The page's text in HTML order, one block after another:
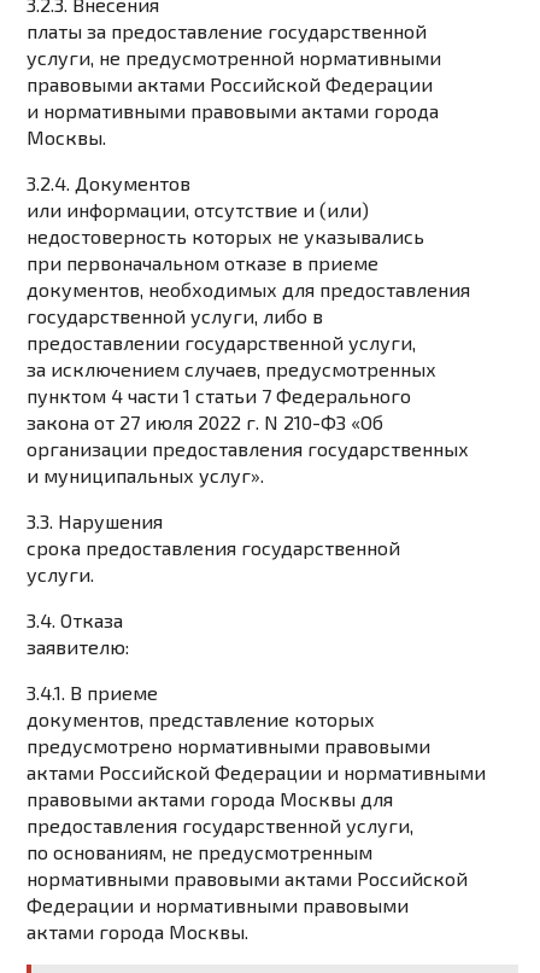
платы за предоставление государственной
услуги, не предусмотренной нормативными
правовыми актами Российской Федерации
и нормативными правовыми актами города
Москвы.
3.2.4. Документов
или информации, отсутствие и (или)
недостоверность которых не указывались
при первоначальном отказе в приеме
документов, необходимых для предоставления
государственной услуги, либо в
предоставлении государственной услуги,
за исключением случаев, предусмотренных
пунктом 4 части 1 статьи 7 Федерального
закона от 27 июля 2022 г. N 210-ФЗ «Об
организации предоставления государственных
и муниципальных услуг».
3.3. Нарушения
срока предоставления государственной
услуги.
3.4. Отказа
заявителю:
3.4.1. В приеме
документов, представление которых
предусмотрено нормативными правовыми
актами Российской Федерации и нормативными
правовыми актами города Москвы для
предоставления государственной услуги,
по основаниям, не предусмотренным
нормативными правовыми актами Российской
Федерации и нормативными правовыми
актами города Москвы.